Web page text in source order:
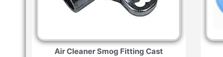
Air Cleaner Smog Fitting Cast